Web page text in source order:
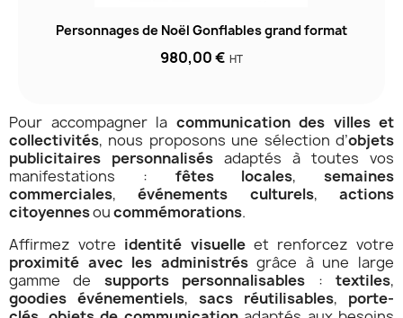
Personnages de Noël Gonflables grand format
980,00 € HT
Pour accompagner la communication des villes et
collectivités, nous proposons une sélection d’objets
publicitaires personnalisés adaptés à toutes vos
manifestations : fêtes locales, semaines
commerciales,événements culturels,actions
citoyennesoucommémorations.
Affirmez votre identité visuelleet renforcez votre
proximité avec les administrésgrâce à une large
gamme de supports personnalisables :textiles,
goodies événementiels, sacs réutilisables, porte-